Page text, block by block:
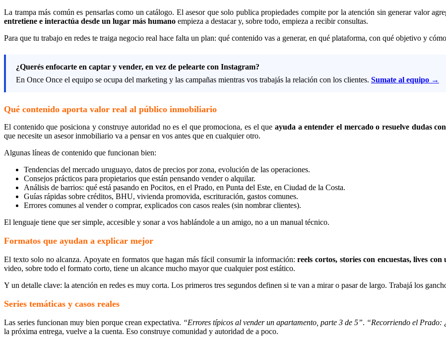
La trampa más común es pensarlas como un catálogo. El asesor que solo publica propiedades compite por la atención sin generar valor
entretiene e interactúa desde un lugar más humano empieza a destacar y, sobre todo, empieza a recibir consultas.
Para que tu trabajo en redes te traiga negocio real hace falta un plan: qué contenido vas a generar, en qué plataforma, con qué objetivo y
¿Querés enfocarte en captar y vender, en vez de pelearte con Instagram?
En Once Once el equipo se ocupa del marketing y las campañas mientras vos trabajás la relación con los clientes. Sumate al equipo →
Qué contenido aporta valor real al público inmobiliario
El contenido que posiciona y construye autoridad no es el que promociona, es el que ayuda a entender el mercado o resuelve dudas
que necesite un asesor inmobiliario va a pensar en vos antes que en cualquier otro.
Algunas líneas de contenido que funcionan bien:
Tendencias del mercado uruguayo, datos de precios por zona, evolución de las operaciones.
Consejos prácticos para propietarios que están pensando vender o alquilar.
Análisis de barrios: qué está pasando en Pocitos, en el Prado, en Punta del Este, en Ciudad de la Costa.
Guías rápidas sobre créditos, BHU, vivienda promovida, escrituración, gastos comunes.
Errores comunes al vender o comprar, explicados con casos reales (sin nombrar clientes).
El lenguaje tiene que ser simple, accesible y sonar a vos hablándole a un amigo, no a un manual técnico.
Formatos que ayudan a explicar mejor
El texto solo no alcanza. Apoyate en formatos que hagan más fácil consumir la información:reels cortos, stories con encuestas, lives
video, sobre todo el formato corto, tiene un alcance mucho mayor que cualquier post estático.
Y un detalle clave: la atención en redes es muy corta. Los primeros tres segundos definen si te van a mirar o pasar de largo. Trabajá los
Series temáticas y casos reales
Las series funcionan muy bien porque crean expectativa. “Errores típicos al vender un apartamento, parte 3 de 5”. “Recorriendo el Prado:
la próxima entrega, vuelve a la cuenta. Eso construye comunidad y autoridad de a poco.